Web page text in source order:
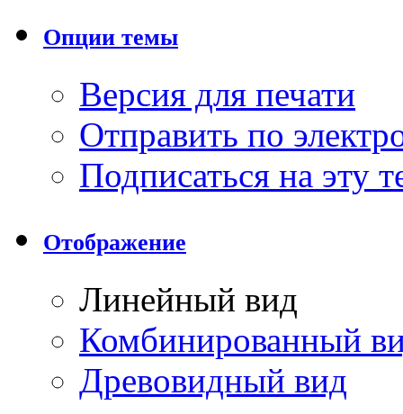
Опции темы
Версия для печати
Отправить по
Подписаться на эту
Отображение
Линейный вид
Комбинированный
Древовидный вид